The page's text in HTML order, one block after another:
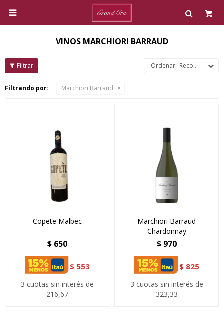

VINOS MARCHIORI BARRAUD
Recomendados
Filtrando por: Marchiori Barraud
Copete Malbec
$ 650
$ 553
3 cuotas sin interés de
216,67
Marchiori Barraud
Chardonnay
$ 970
$ 825
3 cuotas sin interés de
323,33